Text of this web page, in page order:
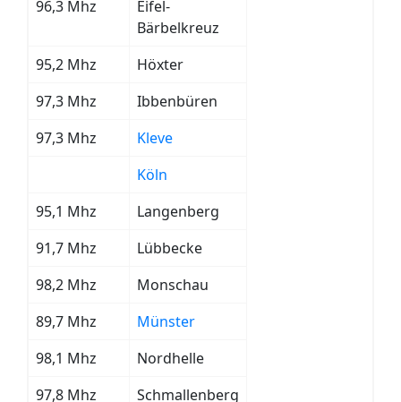
96,3 Mhz
Eifel-
Bärbelkreuz
95,2 Mhz
Höxter
97,3 Mhz
Ibbenbüren
97,3 Mhz
Kleve
Köln
95,1 Mhz
Langenberg
91,7 Mhz
Lübbecke
98,2 Mhz
Monschau
89,7 Mhz
Münster
98,1 Mhz
Nordhelle
97,8 Mhz
Schmallenberg